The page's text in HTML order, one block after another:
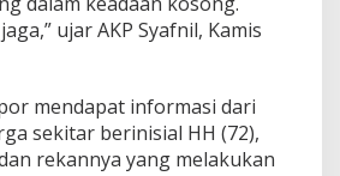
r
n
R
i
a
ujar AKP Syafnil, Kamis
mendapat informasi dari
sekitar berinisial HH (72),
rekannya yang melakukan